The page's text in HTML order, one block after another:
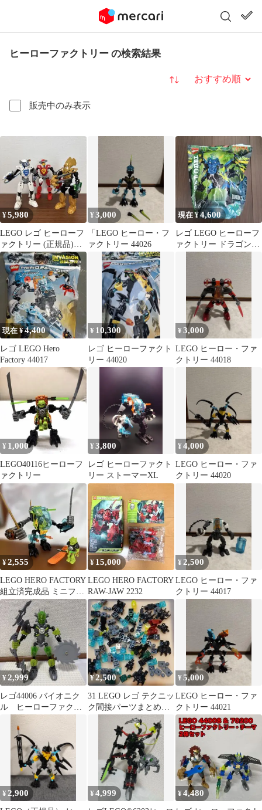
ヒーローファクトリー の検索結果
販売中のみ表示
並び替え
¥5,980
LEGO レゴ ヒーローフ
ァクトリー (正規品)フ
ィギュア 3体セット
¥3,000
「LEGO ヒーロー・フ
ァクトリー 44026
現在 ¥4,600
レゴ LEGO ヒーローフ
ァクトリー ドラゴンボ
現在 ¥4,400
レゴ LEGO Hero
Factory 44017
¥ 10,300
レゴ ヒーローファクト
リー 44020
¥3,000
LEGO ヒーロー・ファ
クトリー 44018
¥ 1,000
LEGO40116ヒーローフ
ァクトリー
¥3,800
レゴ ヒーローファクト
リー ストーマーXL
¥4,000
LEGO ヒーロー・ファ
クトリー 44020
¥2,555
LEGO HERO FACTORY
組立済完成品 ミニフィ
グ2体付
¥ 15,000
LEGO HERO FACTORY
RAW-JAW 2232
¥ 2,500
LEGO ヒーロー・ファ
クトリー 44017
¥2,999
レゴ44006 バイオニク
ル ヒーローファクト
¥2,500
31 LEGO レゴ テクニッ
ク間接パーツまとめ売
¥5,000
LEGO ヒーロー・ファ
クトリー 44021
¥ 2,900 ¥4,999 ¥4,480